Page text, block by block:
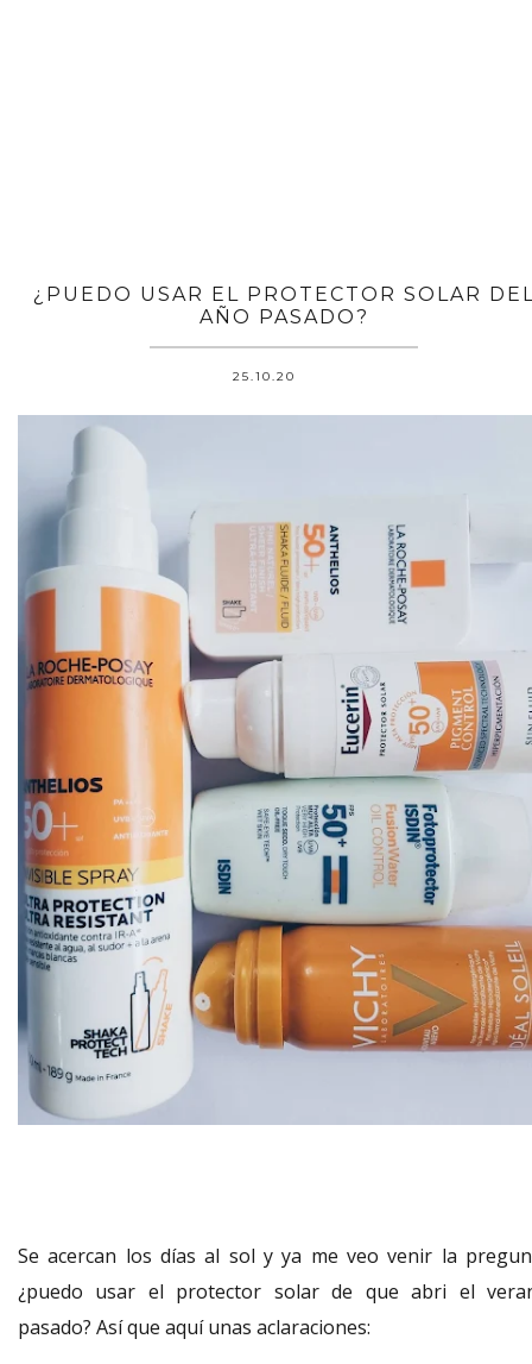
¿PUEDO USAR EL PROTECTOR SOLAR
AÑO PASADO?
25.10.20
Se acercan los días al sol y ya me veo venir la
¿puedo usar el protector solar de que abri el
pasado? Así que aquí unas aclaraciones: